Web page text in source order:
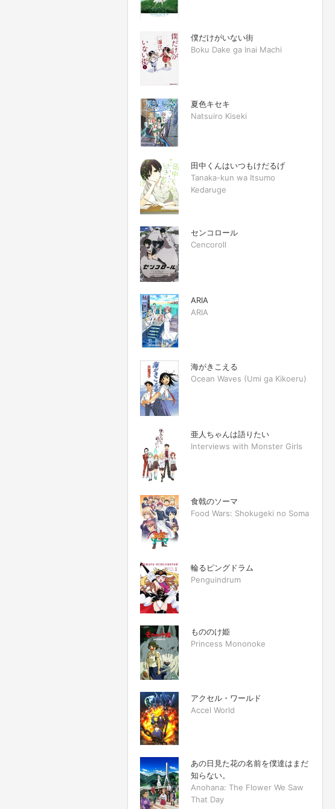
僕だけがいない街
Boku Dake ga Inai Machi
夏色キセキ
Natsuiro Kiseki
田中くんはいつもけだるげ
Tanaka-kun wa Itsumo
Kedaruge
センコロール
Cencoroll
ARIA
ARIA
海がきこえる
Ocean Waves (Umi ga Kikoeru)
亜人ちゃんは語りたい
Interviews with Monster Girls
食戟のソーマ
Food Wars: Shokugeki no Soma
輪るピングドラム
Penguindrum
もののけ姫
Princess Mononoke
アクセル・ワールド
Accel World
あの日見た花の名前を僕達はまだ
知らない。
Anohana: The Flower We Saw
That Day